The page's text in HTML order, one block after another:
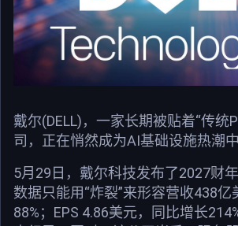
戴尔(DELL)，一家长期被贴着“传统
司，正在悄然成为AI基础设施热潮
5月29日，戴尔科技发布了2027财
数据只能用“炸裂”来形容营收438
88%；EPS 4.86美元，同比增长